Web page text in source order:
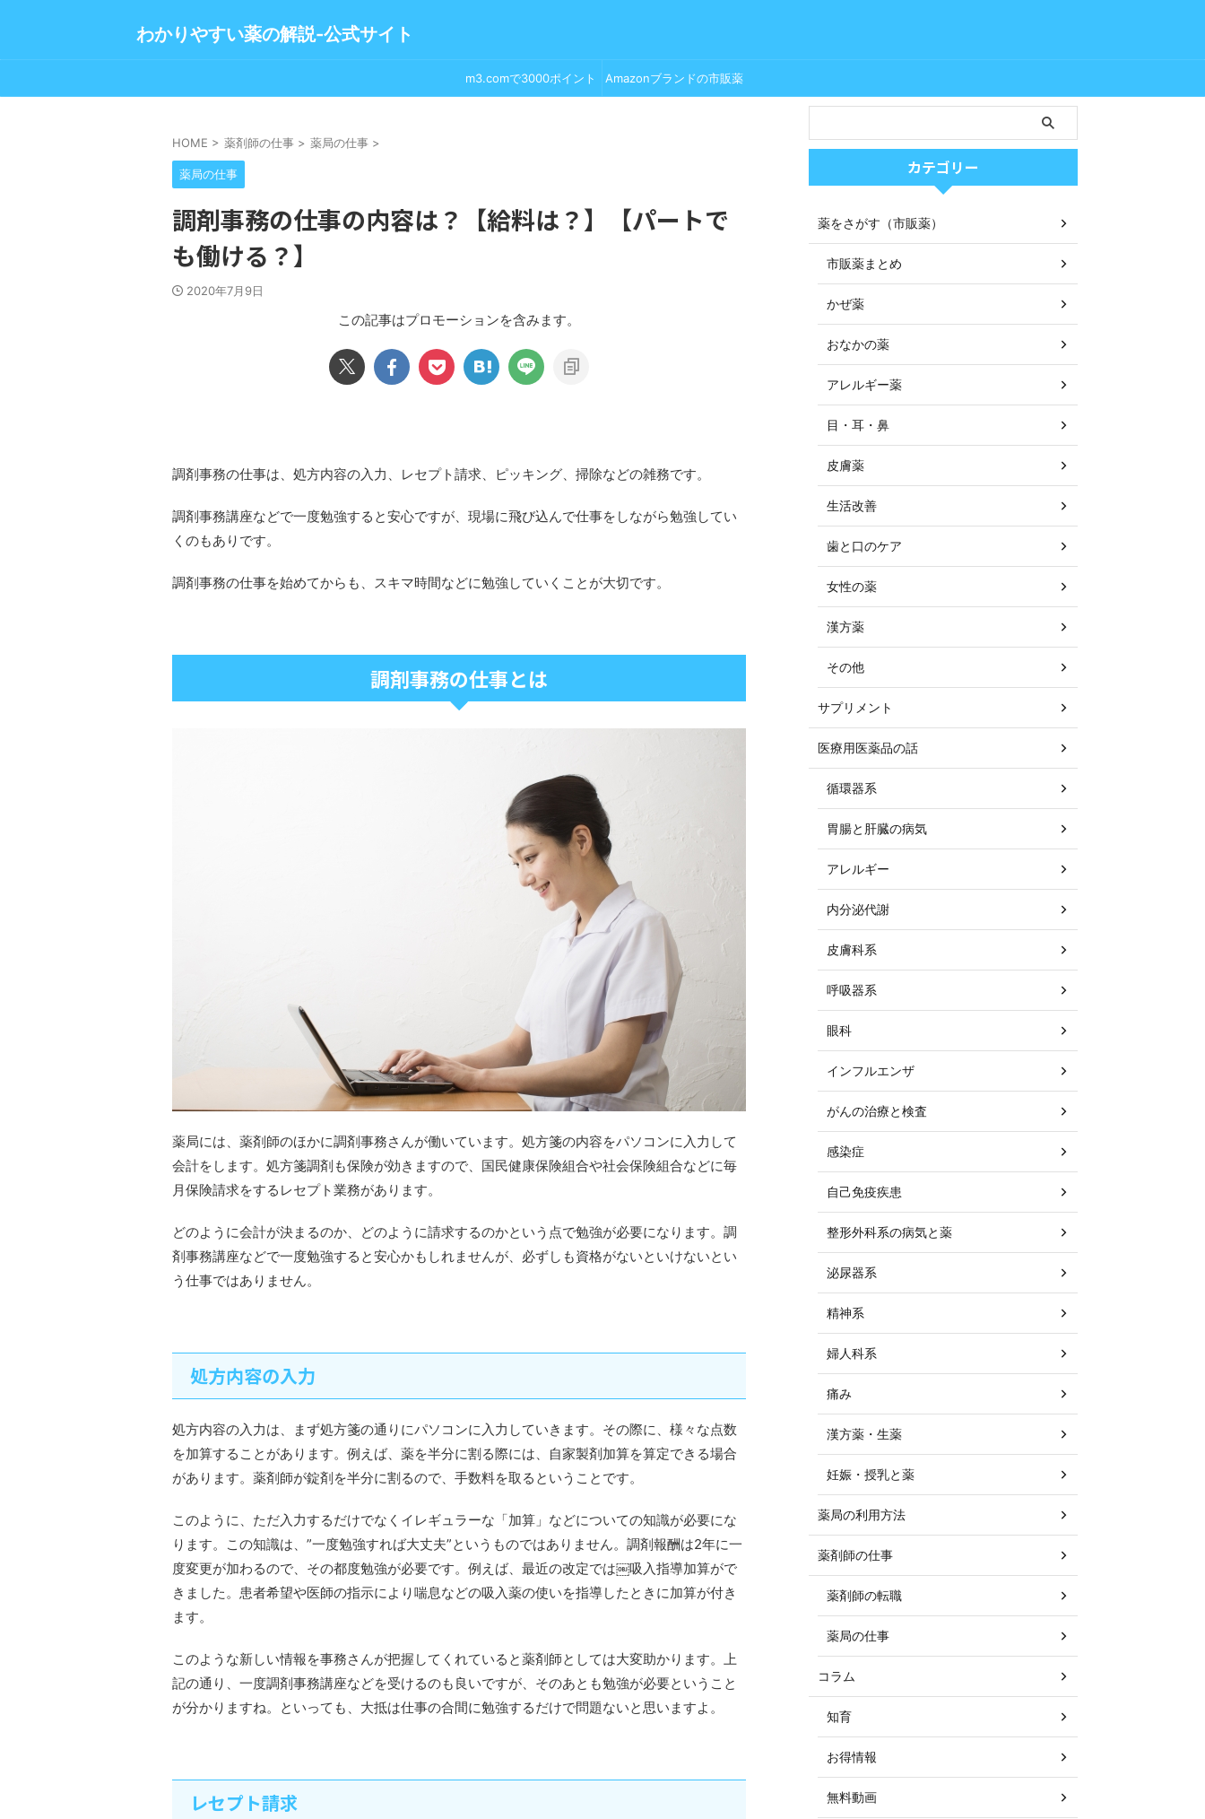
わかりやすい薬の解説-公式サイト
m3.comで3000ポイント Amazonブランドの市販薬
HOME > 薬剤師の仕事 > 薬局の仕事 >
薬局の仕事
調剤事務の仕事の内容は？【給料は？】【パートで
も働ける？】
2020年7月9日
この記事はプロモーションを含みます。
調剤事務の仕事は、処方内容の入力、レセプト請求、ピッキング、掃除などの雑務です。
調剤事務講座などで一度勉強すると安心ですが、現場に飛び込んで仕事をしながら勉強してい
くのもありです。
調剤事務の仕事を始めてからも、スキマ時間などに勉強していくことが大切です。
調剤事務の仕事とは
薬局には、薬剤師のほかに調剤事務さんが働いています。処方箋の内容をパソコンに入力して
会計をします。処方箋調剤も保険が効きますので、国民健康保険組合や社会保険組合などに毎
月保険請求をするレセプト業務があります。
どのように会計が決まるのか、どのように請求するのかという点で勉強が必要になります。調
剤事務講座などで一度勉強すると安心かもしれませんが、必ずしも資格がないといけないとい
う仕事ではありません。
処方内容の入力
処方内容の入力は、まず処方箋の通りにパソコンに入力していきます。その際に、様々な点数
を加算することがあります。例えば、薬を半分に割る際には、自家製剤加算を算定できる場合
があります。薬剤師が錠剤を半分に割るので、手数料を取るということです。
このように、ただ入力するだけでなくイレギュラーな「加算」などについての知識が必要にな
ります。この知識は、”一度勉強すれば大丈夫”というものではありません。調剤報酬は2年に一
度変更が加わるので、その都度勉強が必要です。例えば、最近の改定では￼吸入指導加算がで
きました。患者希望や医師の指示により喘息などの吸入薬の使いを指導したときに加算が付き
ます。
このような新しい情報を事務さんが把握してくれていると薬剤師としては大変助かります。上
記の通り、一度調剤事務講座などを受けるのも良いですが、そのあとも勉強が必要ということ
が分かりますね。といっても、大抵は仕事の合間に勉強するだけで問題ないと思いますよ。
レセプト請求
カテゴリー
薬をさがす（市販薬）
市販薬まとめ
かぜ薬
おなかの薬
アレルギー薬
目・耳・鼻
皮膚薬
生活改善
歯と口のケア
女性の薬
漢方薬
その他
サプリメント
医療用医薬品の話
循環器系
胃腸と肝臓の病気
アレルギー
内分泌代謝
皮膚科系
呼吸器系
眼科
インフルエンザ
がんの治療と検査
感染症
自己免疫疾患
整形外科系の病気と薬
泌尿器系
精神系
婦人科系
痛み
漢方薬・生薬
妊娠・授乳と薬
薬局の利用方法
薬剤師の仕事
薬剤師の転職
薬局の仕事
コラム
知育
お得情報
無料動画